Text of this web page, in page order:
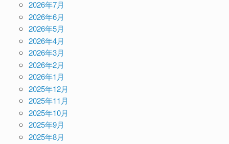
2026年7月
2026年6月
2026年5月
2026年4月
2026年3月
2026年2月
2026年1月
2025年12月
2025年11月
2025年10月
2025年9月
2025年8月